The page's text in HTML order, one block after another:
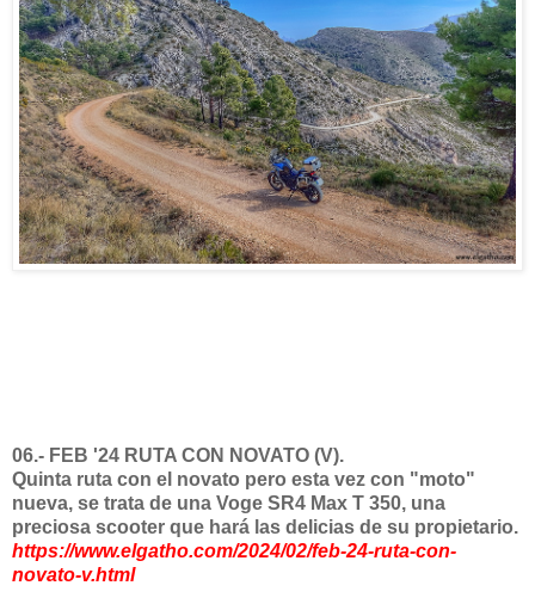
06.- FEB '24 RUTA CON NOVATO (V).
Quinta ruta con el novato pero esta vez con "moto"
nueva, se trata de una Voge SR4 Max T 350, una
preciosa scooter que hará las delicias de su propietario.
https://www.elgatho.com/2024/02/feb-24-ruta-con-
novato-v.html